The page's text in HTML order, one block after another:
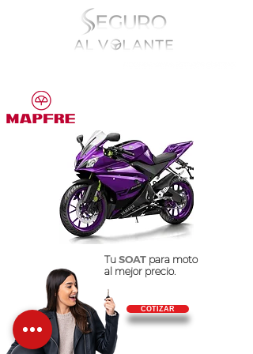
TuSOAT para moto
al mejor precio.
COTIZAR